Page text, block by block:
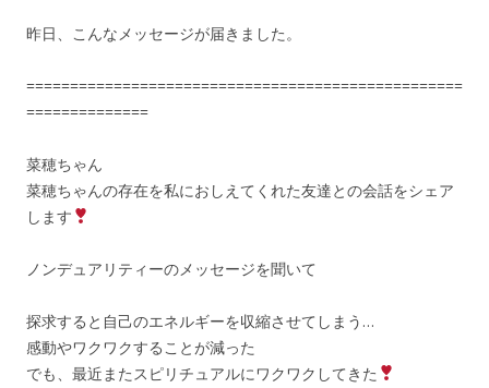
昨日、こんなメッセージが届きました。
==================================================
==============
菜穂ちゃん
菜穂ちゃんの存在を私におしえてくれた友達との会話をシェア
します
ノンデュアリティーのメッセージを聞いて
探求すると自己のエネルギーを収縮させてしまう…
感動やワクワクすることが減った
でも、最近またスピリチュアルにワクワクしてきた